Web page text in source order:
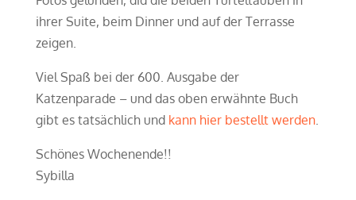
ihrer Suite, beim Dinner und auf der Terrasse
zeigen.
Viel Spaß bei der 600. Ausgabe der
Katzenparade – und das oben erwähnte Buch
gibt es tatsächlich und kann hier bestellt werden.
Schönes Wochenende!!
Sybilla